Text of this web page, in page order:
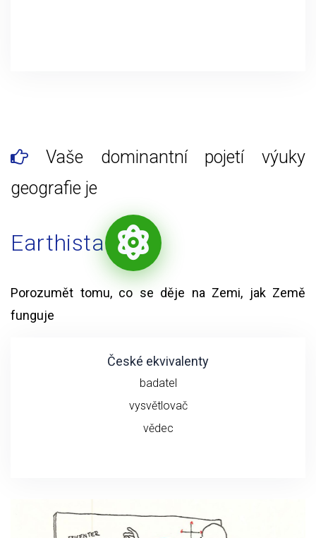
Vaše dominantní pojetí výuky
geografie je
Earthista
Porozumět tomu, co se děje na Zemi, jak Země
funguje
České ekvivalenty
badatel
vysvětlovač
vědec